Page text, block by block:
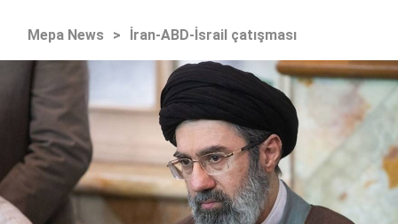
Mepa News > İran-ABD-İsrail çatışması